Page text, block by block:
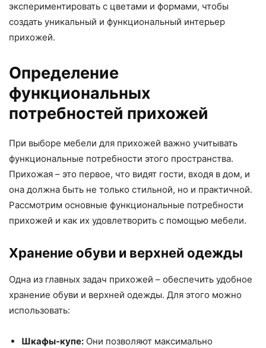
экспериментировать с цветами и формами, чтобы
создать уникальный и функциональный интерьер
прихожей.
Определение
функциональных
потребностей прихожей
При выборе мебели для прихожей важно учитывать
функциональные потребности этого пространства.
Прихожая – это первое, что видят гости, входя в дом, и
она должна быть не только стильной, но и практичной.
Рассмотрим основные функциональные потребности
прихожей и как их удовлетворить с помощью мебели.
Хранение обуви и верхней одежды
Одна из главных задач прихожей – обеспечить удобное
хранение обуви и верхней одежды. Для этого можно
использовать:
Шкафы-купе: Они позволяют максимально